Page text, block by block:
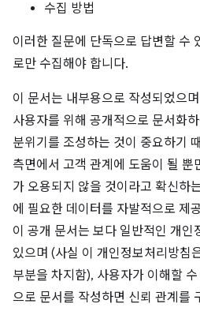
수집 방법
이러한 질문에 단독으로 답변할 수
로만 수집해야 합니다.
이 문서는 내부용으로 작성되었으
사용자를 위해 공개적으로 문서화
분위기를 조성하는 것이 중요하기
측면에서 고객 관계에 도움이 될 뿐
가 오용되지 않을 것이라고 확신하
에 필요한 데이터를 자발적으로 제
이 공개 문서는 보다 일반적인 개인
있으며 (사실 이 개인정보처리방침
부분을 차지함), 사용자가 이해할
으로 문서를 작성하면 신뢰 관계를